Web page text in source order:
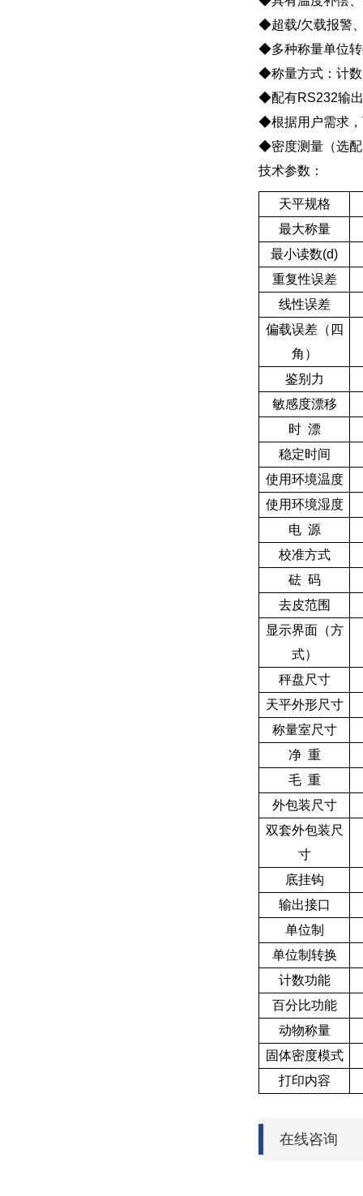
◆超载/欠载报警
◆多种称量单位转
◆称量方式：计数
◆配有RS232输
◆根据用户需求，
◆密度测量（选
技术参数：
天平规格
最大称量
最小读数(d)
重复性误差
线性误差
偏载误差（四
角）
鉴别力
敏感度漂移
时 漂
稳定时间
使用环境温度
使用环境湿度
电 源
校准方式
砝 码
去皮范围
显示界面（方
式）
秤盘尺寸
天平外形尺寸
称量室尺寸
净 重
毛 重
外包装尺寸
双套外包装尺
寸
底挂钩
输出接口
单位制
单位制转换
计数功能
百分比功能
动物称量
固体密度模式
打印内容
在线咨询